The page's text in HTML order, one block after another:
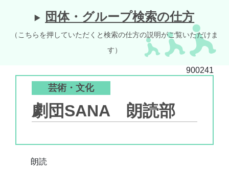
団体・グループ検索の仕方
（こちらを押していただくと検索の仕方の説明がご覧いただけま
す）
900241
芸術・文化
劇団SANA 朗読部
朗読